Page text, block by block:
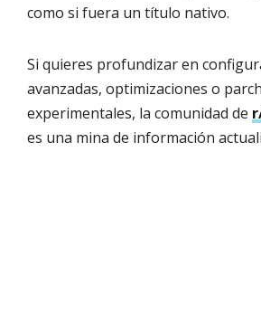
como si fuera un título nativo.
Si quieres profundizar en
avanzadas, optimizaciones o
experimentales, la comunidad de
es una mina de información